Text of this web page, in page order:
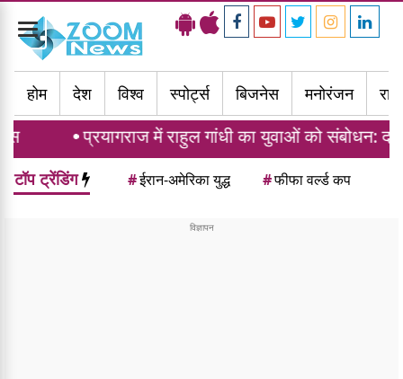
Toggle
navigation
होम
देश विश्व स्पोर्ट्स बिजनेस मनोरंजन
में राहुल गांधी का युवाओं को संबोधन: दर्द, डाटा और
टॉप ट्रेंडिंग #ईरान-अमेरिका युद्ध #फीफा वर्ल्ड कप